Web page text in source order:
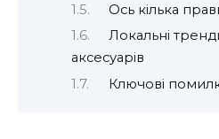
Ось кілька
Локальні
аксесуарів
Ключові